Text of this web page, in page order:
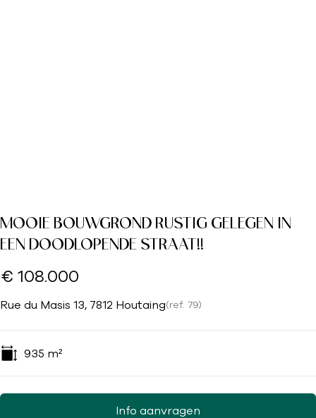
MOOIE BOUWGROND RUSTIG GELEGEN IN
EEN DOODLOPENDE STRAAT!!
€ 108.000
Rue du Masis 13, 7812 Houtaing(ref. 79)
935 m²
Info aanvragen